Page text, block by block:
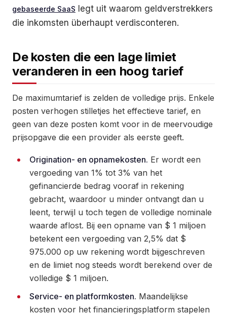
gebaseerde SaaS
legt uit waarom geldverstrekkers
die inkomsten überhaupt verdisconteren.
De kosten die een lage limiet
veranderen in een hoog tarief
De maximumtarief is zelden de volledige prijs. Enkele
posten verhogen stilletjes het effectieve tarief, en
geen van deze posten komt voor in de meervoudige
prijsopgave die een provider als eerste geeft.
Origination- en opnamekosten. Er wordt een
vergoeding van 1% tot 3% van het
gefinancierde bedrag vooraf in rekening
gebracht, waardoor u minder ontvangt dan u
leent, terwijl u toch tegen de volledige nominale
waarde aflost. Bij een opname van $ 1 miljoen
betekent een vergoeding van 2,5% dat $
975.000 op uw rekening wordt bijgeschreven
en de limiet nog steeds wordt berekend over de
volledige $ 1 miljoen.
Service- en platformkosten. Maandelijkse
kosten voor het financieringsplatform stapelen